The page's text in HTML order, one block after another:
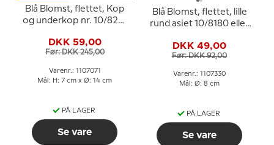
Blå Blomst, flettet, Kop
og underkop nr. 10/8261
Copenhagen
DKK 59,00
Før: DKK 245,00
Varenr.: 1107071
Mål: H: 7 cm x Ø: 14 cm
PÅ LAGER
Se vare
Blå Blomst, flettet, lille
rund asiet 10/8180 eller
DKK 49,00
Før: DKK 92,00
Varenr.: 1107330
Mål: Ø: 8 cm
PÅ LAGER
Se vare